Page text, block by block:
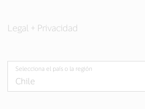
Legal + Privacidad
Selecciona el país o la región